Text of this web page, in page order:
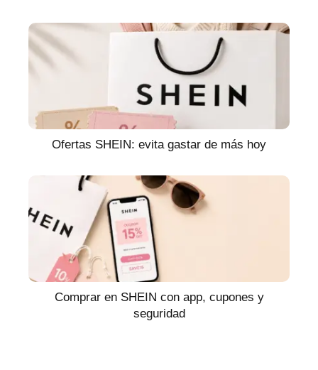
Ofertas SHEIN: evita gastar de más hoy
Comprar en SHEIN con app, cupones y
seguridad